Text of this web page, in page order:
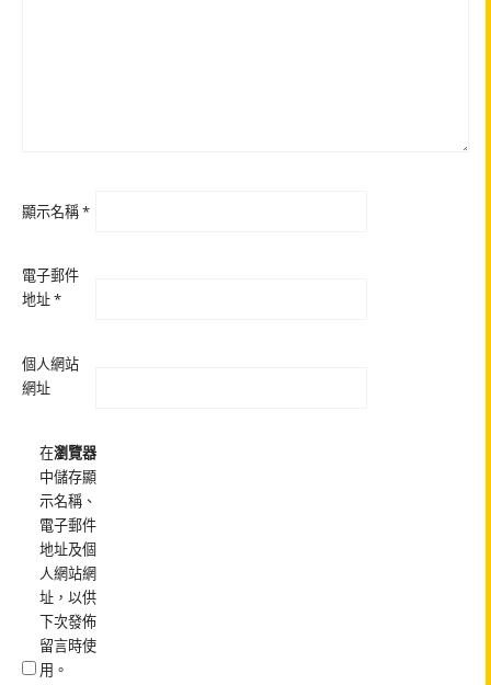
顯示名稱*
電子郵件
地址*
個人網站
網址
在瀏覽器
中儲存顯
示名稱、
電子郵件
地址及個
人網站網
址，以供
下次發佈
留言時使
用。